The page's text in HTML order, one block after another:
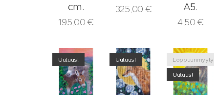
cm.
195,00€
325,00 €
A5.
4,50€
Uutuus! Uutuus! Loppuunmyyty
Uutuus!